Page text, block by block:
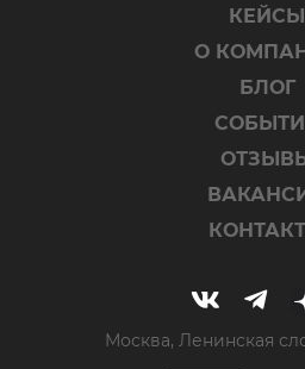
КЕЙСЫ
О
БЛОГ
Москва, Ленинская